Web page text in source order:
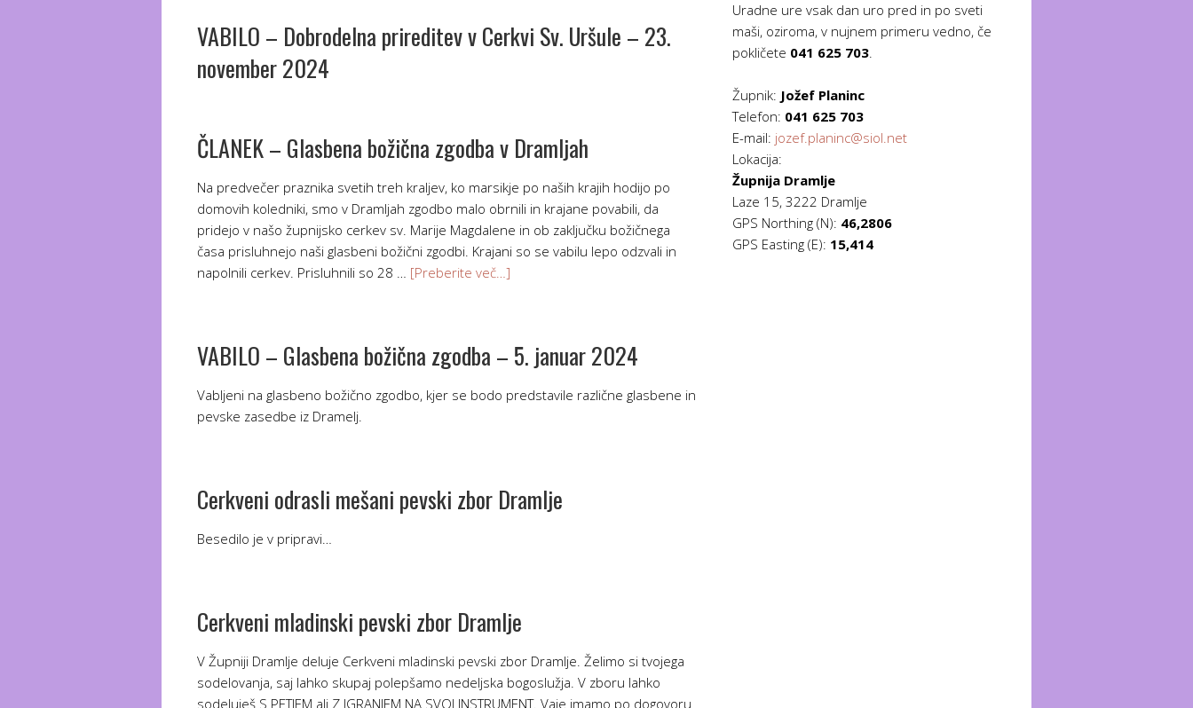
VABILO – Dobrodelna prireditev v Cerkvi Sv. Uršule – 23.
november 2024
ČLANEK – Glasbena božična zgodba v Dramljah
Na predvečer praznika svetih treh kraljev, ko marsikje po naših krajih hodijo po
domovih koledniki, smo v Dramljah zgodbo malo obrnili in krajane povabili, da
pridejo v našo župnijsko cerkev sv. Marije Magdalene in ob zaključku božičnega
časa prisluhnejo naši glasbeni božični zgodbi. Krajani so se vabilu lepo odzvali in
napolnili cerkev. Prisluhnili so 28 … [Preberite več…]
VABILO – Glasbena božična zgodba – 5. januar 2024
Vabljeni na glasbeno božično zgodbo, kjer se bodo predstavile različne glasbene in
pevske zasedbe iz Dramelj.
Cerkveni odrasli mešani pevski zbor Dramlje
Besedilo je v pripravi…
Cerkveni mladinski pevski zbor Dramlje
V Župniji Dramlje deluje Cerkveni mladinski pevski zbor Dramlje. Želimo si tvojega
sodelovanja, saj lahko skupaj polepšamo nedeljska bogoslužja. V zboru lahko
sodeluješ S PETJEM ali Z IGRANJEM NA SVOJ INSTRUMENT. Vaje imamo po dogovoru
Uradne ure vsak dan uro pred in po sveti
maši, oziroma, v nujnem primeru vedno, če
pokličete 041 625 703.
Župnik: Jožef Planinc
Telefon: 041 625 703
E-mail: jozef.planinc@siol.net
Lokacija:
Župnija Dramlje
Laze 15, 3222 Dramlje
GPS Northing (N): 46,2806
GPS Easting (E): 15,414